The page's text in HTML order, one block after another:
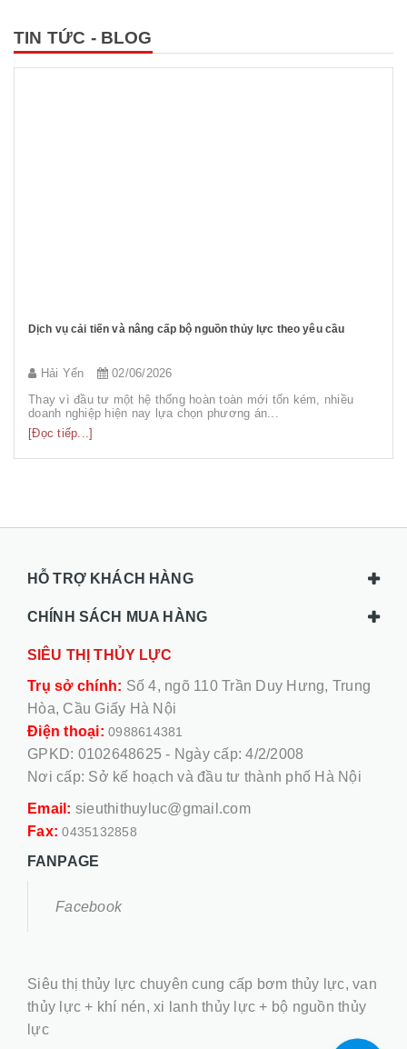
TIN TỨC - BLOG
Dịch vụ cải tiến và nâng cấp bộ nguồn thủy lực theo yêu cầu
Hải Yến
02/06/2026
Thay vì đầu tư một hệ thống hoàn toàn mới tốn kém, nhiều
doanh nghiệp hiện nay lựa chọn phương án...
[Đọc tiếp...]
HỖ TRỢ KHÁCH HÀNG
CHÍNH SÁCH MUA HÀNG
SIÊU THỊ THỦY LỰC
Trụ sở chính: Số 4, ngõ 110 Trần Duy Hưng, Trung
Hòa, Cầu Giấy Hà Nội
Điện thoại: 0988614381
GPKD: 0102648625 - Ngày cấp: 4/2/2008
Nơi cấp: Sở kế hoạch và đầu tư thành phố Hà Nội
Email: sieuthithuyluc@gmail.com
Fax:0435132858
FANPAGE
Facebook
Siêu thị thủy lực chuyên cung cấp bơm thủy lực, van
thủy lực + khí nén, xi lanh thủy lực + bộ nguồn thủy
lực